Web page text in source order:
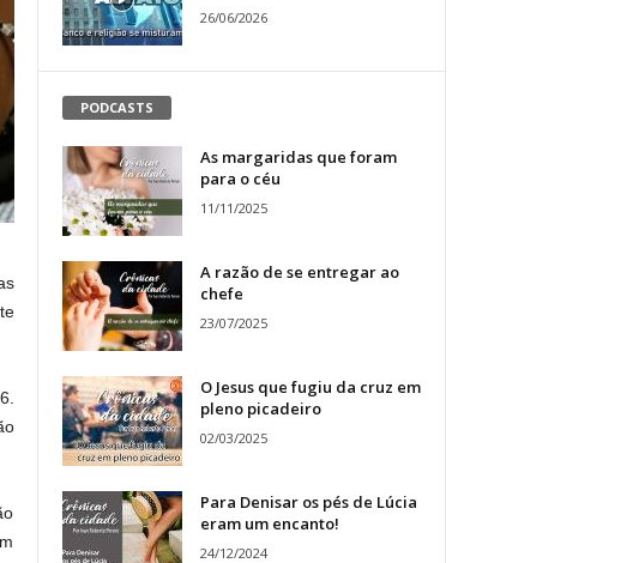
26/06/2026
PODCASTS
As margaridas que foram
para o céu
11/11/2025
A razão de se entregar ao
chefe
23/07/2025
O Jesus que fugiu da cruz em
pleno picadeiro
02/03/2025
Para Denisar os pés de Lúcia
eram um encanto!
24/12/2024